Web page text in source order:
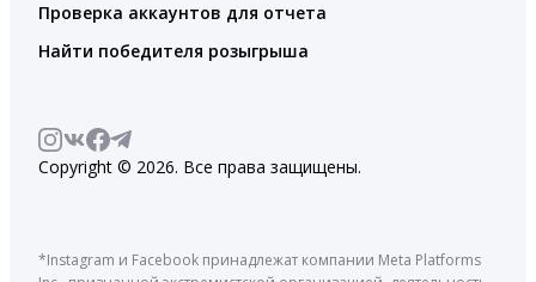
Проверка аккаунтов для отчета
Найти победителя розыгрыша
Copyright © 2026. Все права защищены.
*Instagram и Facebook принадлежат компании Meta Platforms